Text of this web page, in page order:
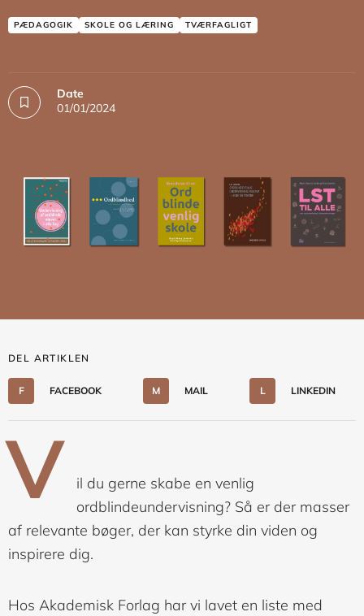
PÆDAGOGIK SKOLE OG LÆRING TVÆRFAGLIGT
Date
01/01/2024
DEL ARTIKLEN
F FACEBOOK M MAIL L LINKEDIN
V
il du gerne skabe en venlig
ordblindeundervisning? Så er der masser
af relevante bøger, der kan styrke din viden og
inspirere dig.
Hos Akademisk Forlag har vi lavet en liste med